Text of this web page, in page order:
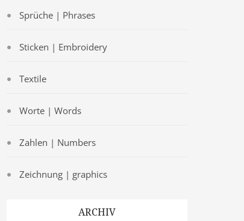
Sprüche | Phrases
Sticken | Embroidery
Textile
Worte | Words
Zahlen | Numbers
Zeichnung | graphics
ARCHIV